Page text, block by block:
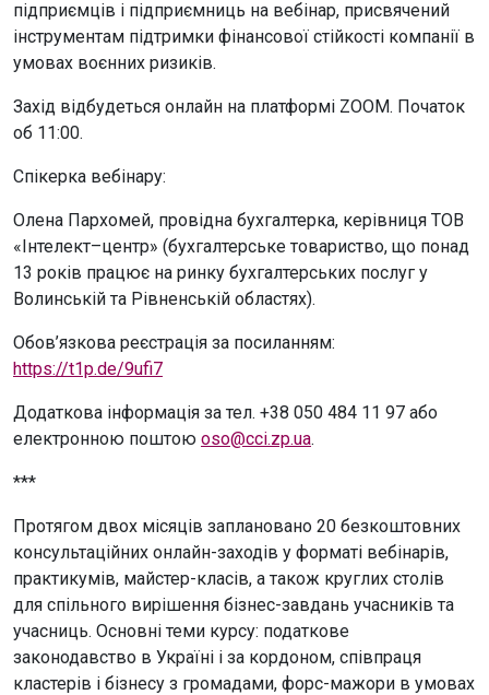
підприємців і підприємниць на вебінар, присвячений
інструментам підтримки фінансової стійкості компанії в
умовах воєнних ризиків.
Захід відбудеться онлайн на платформі ZOOM. Початок
об 11:00.
Спікерка вебінару:
Олена Пархомей, провідна бухгалтерка, керівниця ТОВ
«Інтелект–центр» (бухгалтерське товариство, що понад
13 років працює на ринку бухгалтерських послуг у
Волинській та Рівненській областях).
Обов’язкова реєстрація за посиланням:
https://t1p.de/9ufi7
Додаткова інформація за тел. +38 050 484 11 97 або
електронною поштою oso@cci.zp.ua.
***
Протягом двох місяців заплановано 20 безкоштовних
консультаційних онлайн-заходів у форматі вебінарів,
практикумів, майстер-класів, а також круглих столів
для спільного вирішення бізнес-завдань учасників та
учасниць. Основні теми курсу: податкове
законодавство в Україні і за кордоном, співпраця
кластерів і бізнесу з громадами, форс-мажори в умовах